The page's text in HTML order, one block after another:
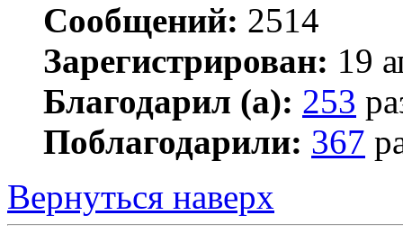
Сообщений: 2514
Зарегистрирован: 19
Благодарил (а): 253
Поблагодарили: 367
Вернуться наверх